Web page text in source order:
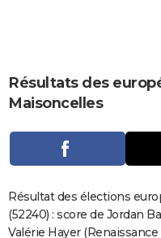
CARTE DE VOEUX
Carte de Noël
Carte Bonne année
Carte Saint-Valentin
Carte Pâques
Carte d'anniversaire
Dictionnaire
Biographies
Expressions
Proverbes
PROGRAMME TV
S'inscrire
Se connecter
Lycées
Collèges
Primaires
Universités
Entreprises
Service militaire
Avis de recherche
AVIS DE DÉCÈS
Résultats des
Maisoncelles
Résultat des élections
(52240) : score de Jordan
Valérie Hayer